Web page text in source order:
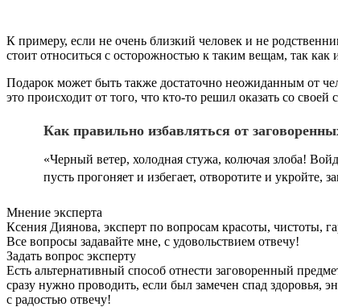
К примеру, если не очень близкий человек и не
стоит относиться с осторожностью к таким вещам, так как
Подарок может быть также достаточно неожиданным от
это происходит от того, что кто-то решил оказать со
Как правильно избавляться от
«Черный ветер, холодная стужа, колючая злоба!
пусть прогоняет и избегает, отворотите и укройте,
Мнение эксперта
Ксения Диянова, эксперт по вопросам красоты, чистоты,
Все вопросы задавайте мне, с удовольствием отвечу!
Задать вопрос эксперту
Есть альтернативный способ отнести заговоренный
сразу нужно проводить, если был замечен спад здоровья,
с радостью отвечу!